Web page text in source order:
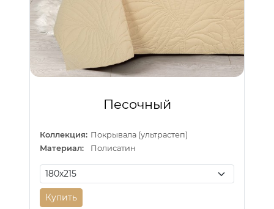
Песочный
Коллекция: Покрывала (ультрастеп)
Материал:
Полисатин
Купить